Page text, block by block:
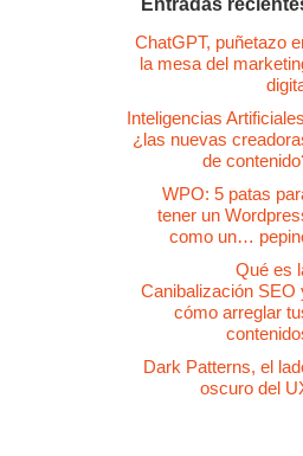
Entradas
ChatGPT, puñetazo
la mesa del
Inteligencias
¿las nuevas
de
WPO: 5 patas
tener un
como un…
Qué es
Canibalización SEO
cómo arreglar
Dark Patterns, el
oscuro del